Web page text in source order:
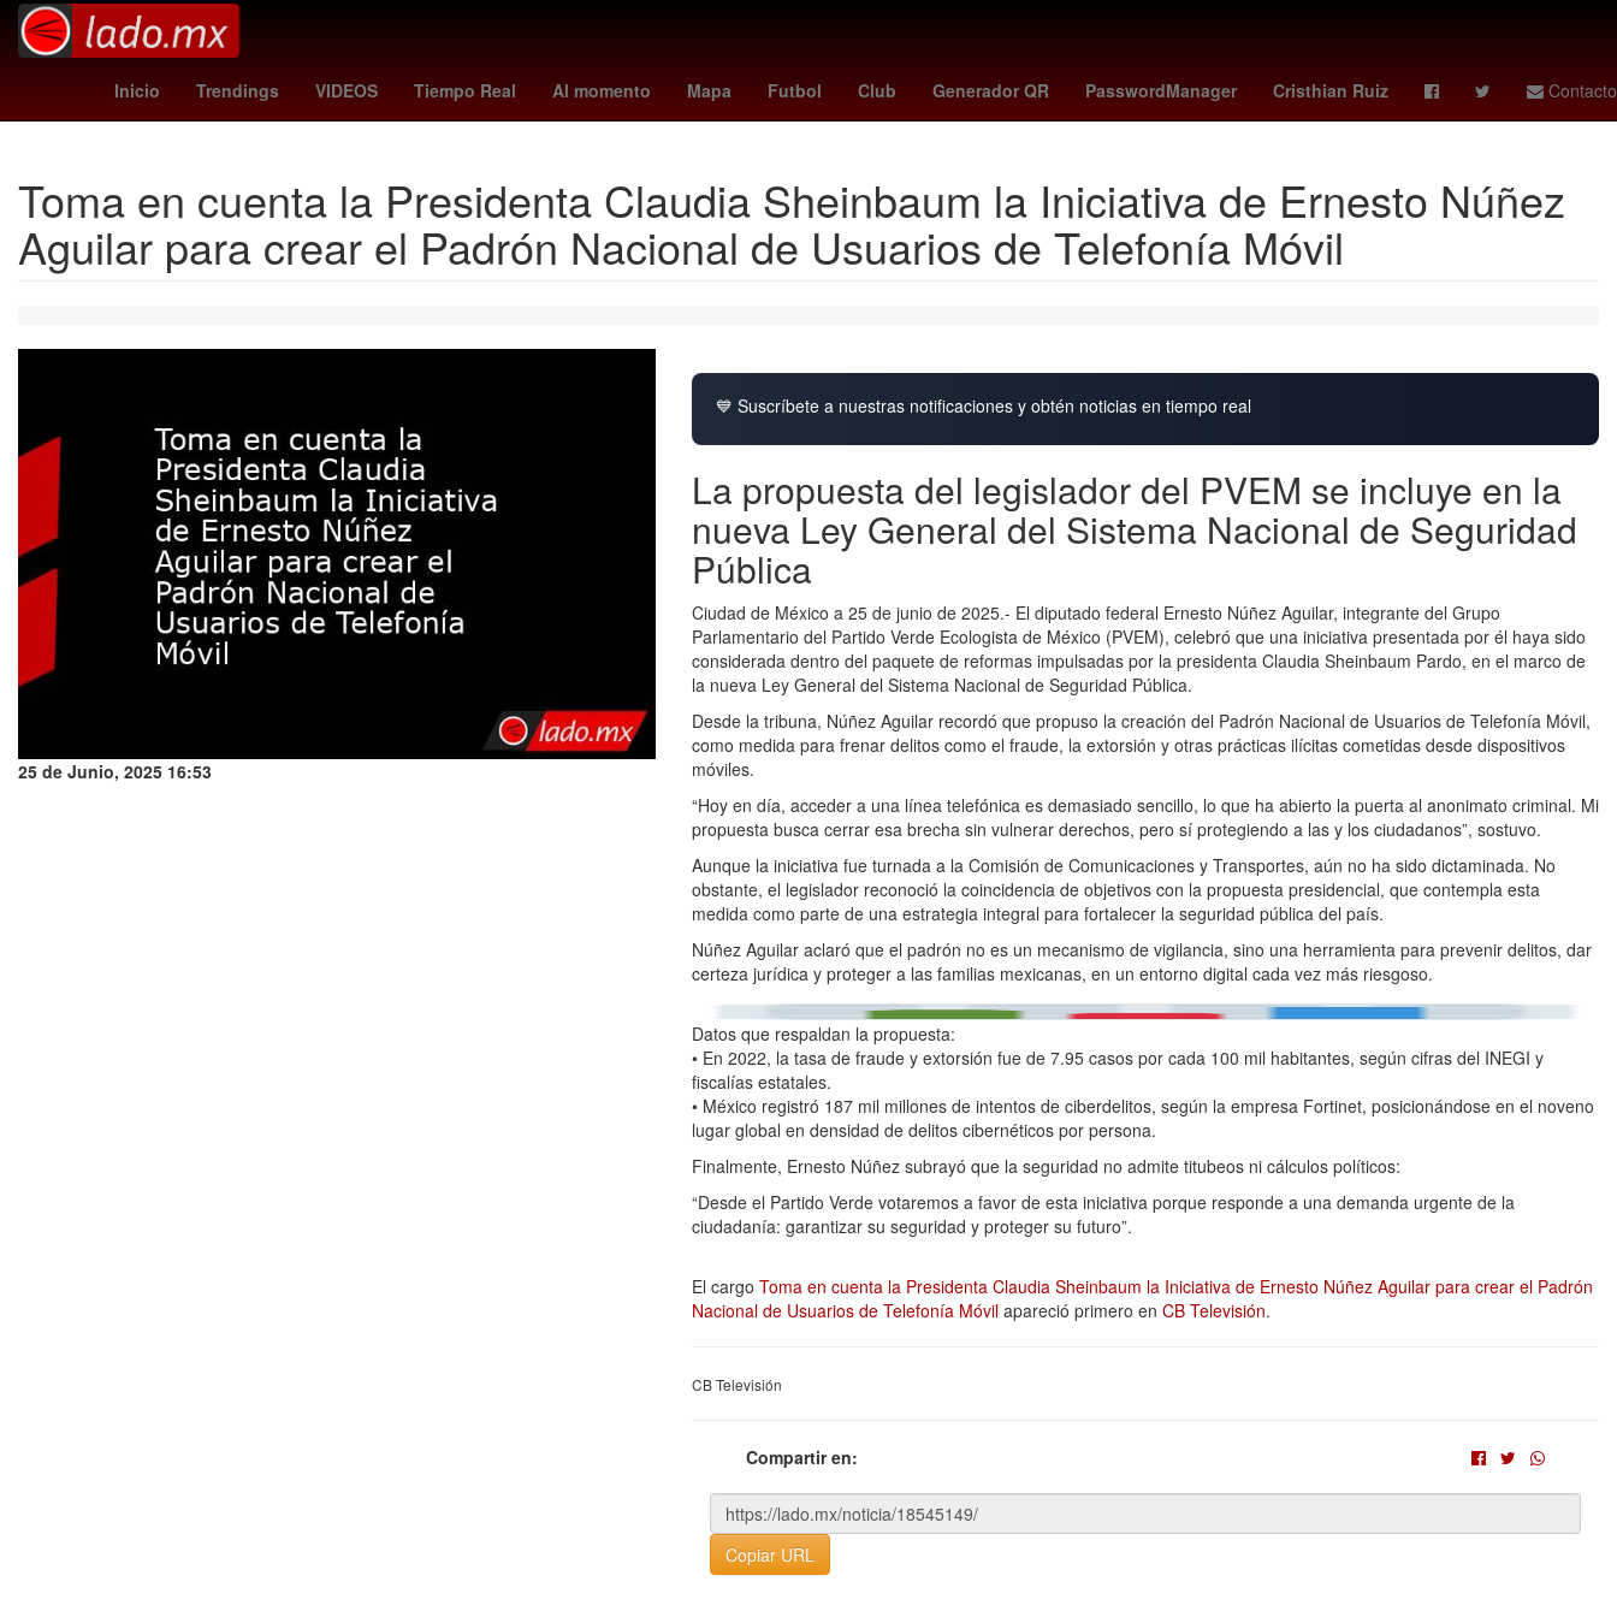
Inicio Trendings VIDEOS Tiempo Real Al momento Mapa Futbol Club Generador QR PasswordManager Cristhian Ruiz Contacto
clima mazatlan spider man tom holland 2024 Detroit Pistons ley de amparo claudia sheinbaum mariners vs dodgers toluca vs santos Germán Berterame Rogelio Funes Mori mexico vs
Toma en cuenta la Presidenta Claudia Sheinbaum la Iniciativa de Ernesto Núñez
Aguilar para crear el Padrón Nacional de Usuarios de Telefonía Móvil
25 de Junio, 2025 16:53
💙 Suscríbete a nuestras notificaciones y obtén noticias en tiempo real
La propuesta del legislador del PVEM se incluye en la
nueva Ley General del Sistema Nacional de Seguridad
Pública
Ciudad de México a 25 de junio de 2025.- El diputado federal Ernesto Núñez Aguilar, integrante del Grupo
Parlamentario del Partido Verde Ecologista de México (PVEM), celebró que una iniciativa presentada por él haya sido
considerada dentro del paquete de reformas impulsadas por la presidenta Claudia Sheinbaum Pardo, en el marco de
la nueva Ley General del Sistema Nacional de Seguridad Pública.
Desde la tribuna, Núñez Aguilar recordó que propuso la creación del Padrón Nacional de Usuarios de Telefonía Móvil,
como medida para frenar delitos como el fraude, la extorsión y otras prácticas ilícitas cometidas desde dispositivos
móviles.
“Hoy en día, acceder a una línea telefónica es demasiado sencillo, lo que ha abierto la puerta al anonimato criminal. Mi
propuesta busca cerrar esa brecha sin vulnerar derechos, pero sí protegiendo a las y los ciudadanos”, sostuvo.
Aunque la iniciativa fue turnada a la Comisión de Comunicaciones y Transportes, aún no ha sido dictaminada. No
obstante, el legislador reconoció la coincidencia de objetivos con la propuesta presidencial, que contempla esta
medida como parte de una estrategia integral para fortalecer la seguridad pública del país.
Núñez Aguilar aclaró que el padrón no es un mecanismo de vigilancia, sino una herramienta para prevenir delitos, dar
certeza jurídica y proteger a las familias mexicanas, en un entorno digital cada vez más riesgoso.
Datos que respaldan la propuesta:
• En 2022, la tasa de fraude y extorsión fue de 7.95 casos por cada 100 mil habitantes, según cifras del INEGI y
fiscalías estatales.
• México registró 187 mil millones de intentos de ciberdelitos, según la empresa Fortinet, posicionándose en el noveno
lugar global en densidad de delitos cibernéticos por persona.
Finalmente, Ernesto Núñez subrayó que la seguridad no admite titubeos ni cálculos políticos:
“Desde el Partido Verde votaremos a favor de esta iniciativa porque responde a una demanda urgente de la
ciudadanía: garantizar su seguridad y proteger su futuro”.
El cargo Toma en cuenta la Presidenta Claudia Sheinbaum la Iniciativa de Ernesto Núñez Aguilar para crear el Padrón
Nacional de Usuarios de Telefonía Móvil apareció primero en CB Televisión.
CB Televisión
Compartir en:
Copiar URL